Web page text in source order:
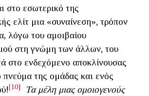
στο εσωτερικό της
ελίτ μια «συναίνεση», τρόπον
λόγω του αμοιβαίου
στη γνώμη των άλλων, του
στο ενδεχόμενο αποκλίνουσας
της ομάδας και ενός
[10]
Τα μέλη μιας ομοιογενούς